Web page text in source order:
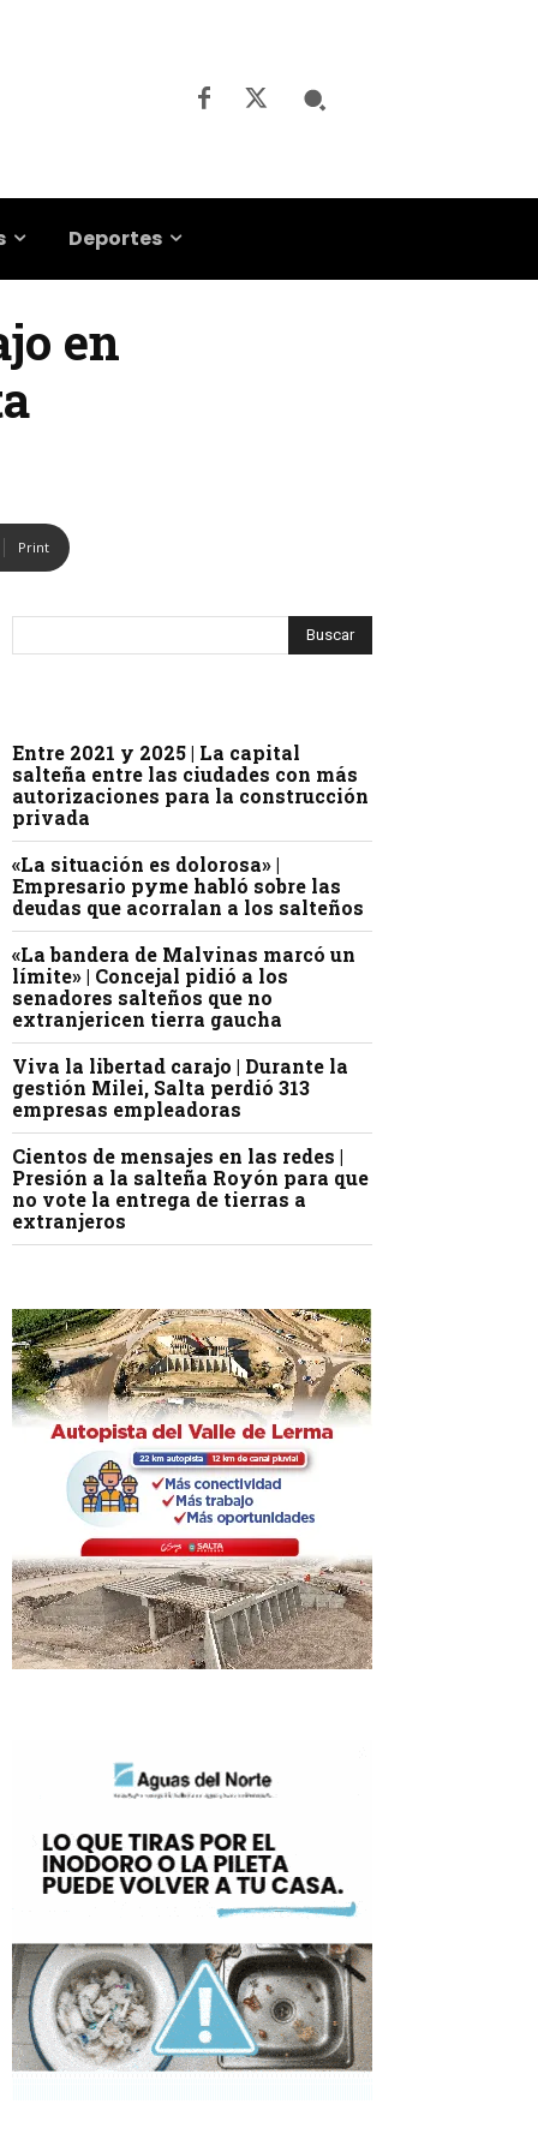
Deportes
en
Print
Entre 2021 y 2025 | La capital
salteña entre las ciudades con más
autorizaciones para la construcción
privada
«La situación es dolorosa» |
Empresario pyme habló sobre las
deudas que acorralan a los salteños
«La bandera de Malvinas marcó un
límite» | Concejal pidió a los
senadores salteños que no
extranjericen tierra gaucha
Viva la libertad carajo | Durante la
gestión Milei, Salta perdió 313
empresas empleadoras
Cientos de mensajes en las redes |
Presión a la salteña Royón para que
no vote la entrega de tierras a
extranjeros